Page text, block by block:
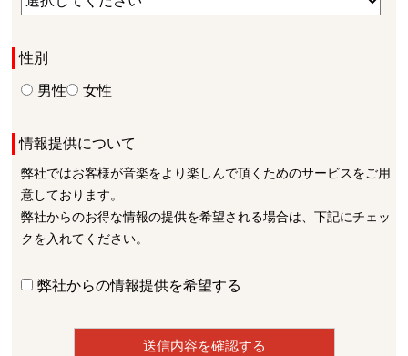
性別
男性
女性
情報提供について
弊社ではお客様が音楽をより楽しんで頂くためのサービスをご用
意しております。
弊社からのお得な情報の提供を希望される場合は、下記にチェッ
クを入れてください。
弊社からの情報提供を希望する